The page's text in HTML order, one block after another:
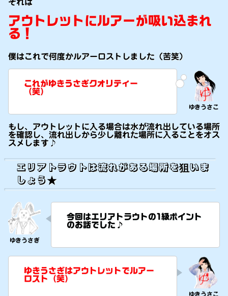
それは
アウトレットにルアーが吸い込まれ
る！
僕はこれで何度かルアーロストしました（苦笑）
これがゆきうさぎクオリティー
（笑）
もし、アウトレットに入る場合は水が流れ出している場所
を確認し、流れ出しから少し離れた場所に入ることをオス
スメします♪
エリアトラウトは流れがある場所を狙いま
しょう★
今回はエリアトラウトの1級ポイント
のお話でした♪
ゆきうさぎはアウトレットでルアー
ロスト（笑）